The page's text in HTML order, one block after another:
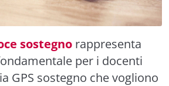
sostegno rappresenta
per i docenti
GPS sostegno che vogliono